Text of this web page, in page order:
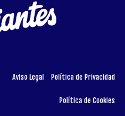
Aviso Legal Política de Privacidad
Política de Cookies